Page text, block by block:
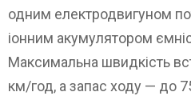
одним електродвигуном
іонним акумулятором
Максимальна швидкість
км/год, а запас ходу — до